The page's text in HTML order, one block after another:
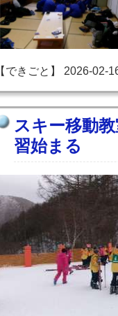
【できごと】 2026-02-
スキー移動
習始まる